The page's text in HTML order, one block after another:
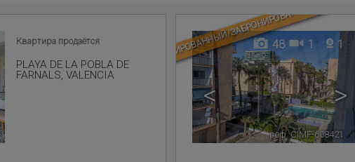
PLAYA DE LA POBLA DE
FARNALS, VALENCIA
Квартира продаётся ЗАБРОНИРОВАННЫЙ/ЗАБРОНИРОВАННАЯ
< >
48 1 1
реф. CIMF-608421 🔗